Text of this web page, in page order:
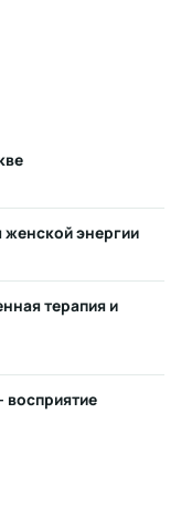
женской энергии
терапия и
восприятие